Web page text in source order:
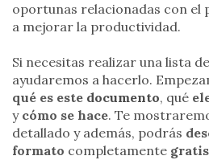
oportunas relacionadas con el
a mejorar la productividad.
Si necesitas realizar una lista
ayudaremos a hacerlo.
qué es este documento, qué
y cómo se hace. Te
detallado y además, podrás
formato completamente gratis